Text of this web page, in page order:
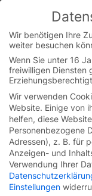
You are
Switch to
Skip
content
Werde
erfülle
Wir benötigen Ihre
weiter besuchen
Wenn Sie unter 16
freiwilligen Diensten
Wir verwenden
Website. Einige von
helfen, diese
Personenbezogene
Adressen), z. B. für
Anzeigen- und
Verwendung Ihrer
Einstellungen